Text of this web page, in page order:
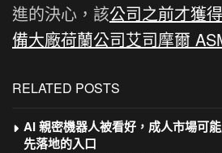
進的決心，該公司之前才獲
備大廠荷蘭公司艾司摩爾
RELATED POSTS
AI 親密機器人被看好，成人市場可
先落地的入口